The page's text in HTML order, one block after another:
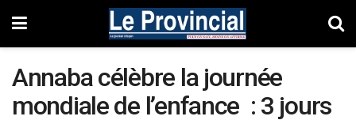
Annaba célèbre la journée
mondiale de l’enfance : 3 jours